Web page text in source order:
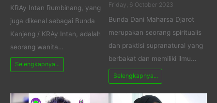
KRAy Intan Rumbinang, yang
juga dikenal sebagai Bunda
Kanjeng / KRAy Intan, adalah
seorang wanita…
Selengkapnya...
Friday, 6 October 2023
Bunda Dani Maharsa Djarot
merupakan seorang spiritualis
dan praktisi supranatural yang
berbakat dan memiliki ilmu…
Selengkapnya...